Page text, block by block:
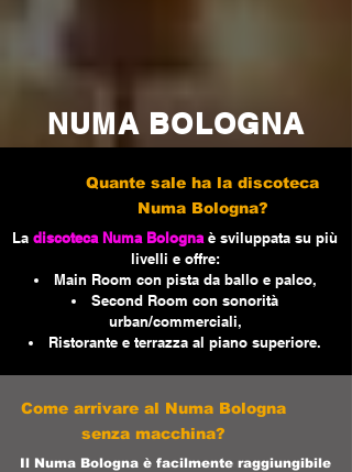
NUMA BOLOGNA
Quante sale ha la discoteca
Numa Bologna?
La discoteca Numa Bologna è sviluppata su più
livelli e offre:
Main Room con pista da ballo e palco,
Second Room con sonorità
urban/commerciali,
Ristorante e terrazza al piano superiore.
Come arrivare al Numa Bologna
senza macchina?
Il Numa Bologna è facilmente raggiungibile